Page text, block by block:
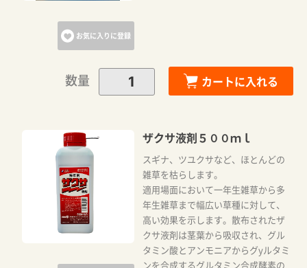
お気に入りに登録
数量 カートに入れる
ザクサ液剤５００ｍｌ
スギナ、ツユクサなど、ほとんどの
雑草を枯らします。
適用場面において一年生雑草から多
年生雑草まで幅広い草種に対して、
高い効果を示します。散布されたザ
クサ液剤は茎葉から吸収され、グル
タミン酸とアンモニアからグyルタミ
ンを合成するグルタミン合成酵素の